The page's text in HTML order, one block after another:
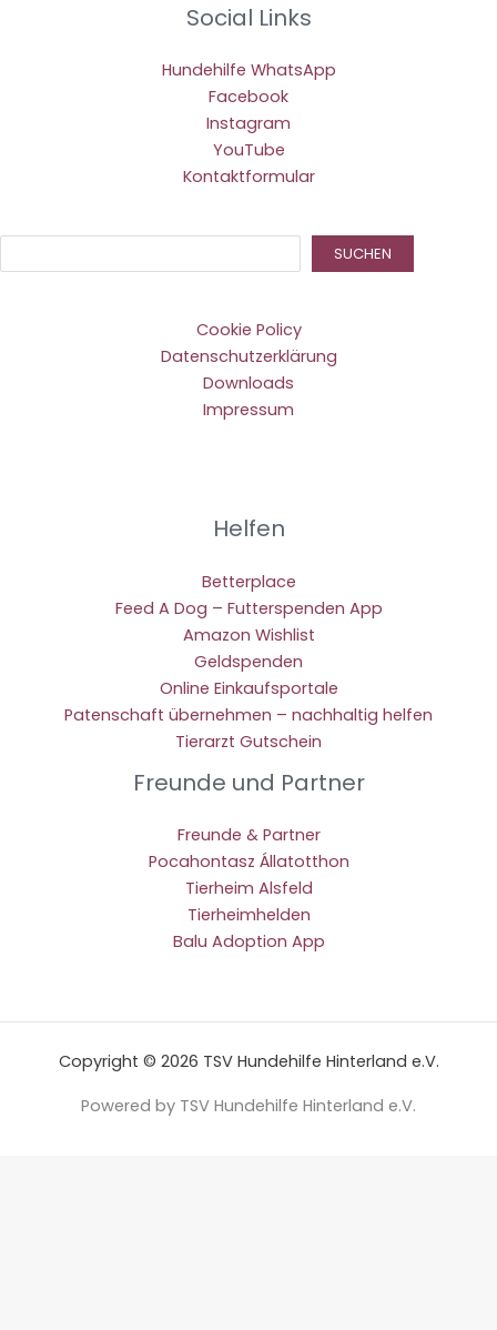
Social Links
Hundehilfe WhatsApp
Facebook
Instagram
YouTube
Kontaktformular
SUCHEN
Cookie Policy
Datenschutzerklärung
Downloads
Impressum
Helfen
Betterplace
Feed A Dog – Futterspenden App
Amazon Wishlist
Geldspenden
Online Einkaufsportale
Patenschaft übernehmen – nachhaltig helfen
Tierarzt Gutschein
Freunde und Partner
Freunde & Partner
Pocahontasz Állatotthon
Tierheim Alsfeld
Tierheimhelden
Balu Adoption App
Copyright © 2026 TSV Hundehilfe Hinterland e.V.
Powered by TSV Hundehilfe Hinterland e.V.